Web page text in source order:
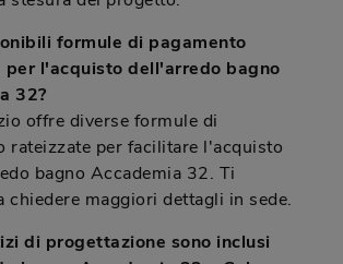
formule di pagamento
per l'acquisto dell'arredo bagno
32?
offre diverse formule di
rateizzate per facilitare l'acquisto
bagno Accademia 32. Ti
chiedere maggiori dettagli in sede.
di progettazione sono inclusi